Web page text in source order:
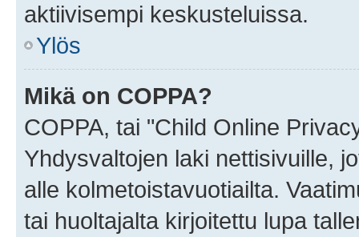
aktiivisempi keskusteluissa.
Ylös
Mikä on COPPA?
COPPA, tai "Child Online
Yhdysvaltojen laki nettisivuille,
alle kolmetoistavuotiailta.
tai huoltajalta kirjoitettu lupa